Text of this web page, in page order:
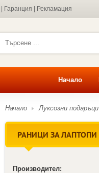
Гаранция Рекламация
Начало
Начало Луксозни подаръци
РАНИЦИ ЗА ЛАПТОПИ
Производител: